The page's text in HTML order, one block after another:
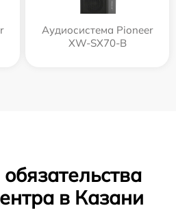
Аудиосистема Pioneer
XW-SX70-B
в Казани